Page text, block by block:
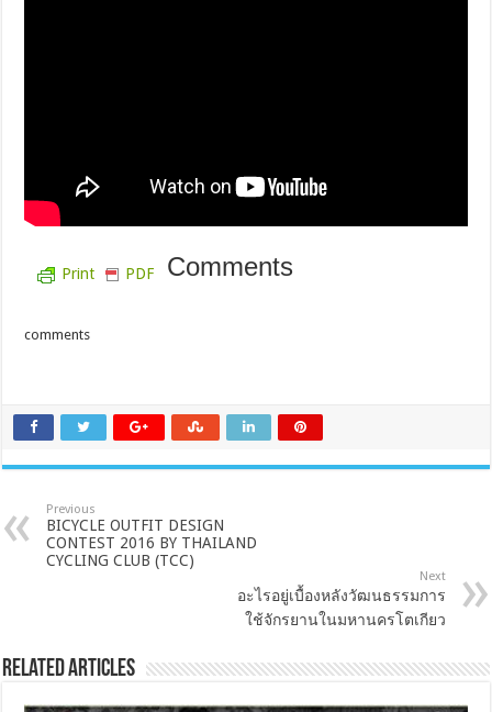
Print PDF Comments
comments
Previous
BICYCLE OUTFIT DESIGN
CONTEST 2016 BY THAILAND
CYCLING CLUB (TCC)
Next
อะไรอยู่เบื้องหลังวัฒนธรรมการ
ใช้จักรยานในมหานครโตเกียว
Related Articles